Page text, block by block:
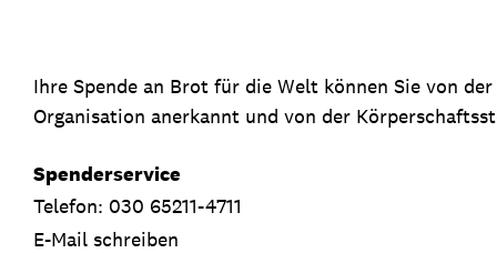
Ihre Spende an Brot für die Welt können Sie von
Organisation anerkannt und von der
Spenderservice
Telefon: 030 65211-4711
E-Mail schreiben